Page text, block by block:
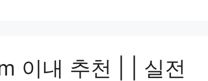
이내 추천 | | 실전